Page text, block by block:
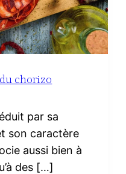
chorizo
par sa
son caractère
aussi bien à
des […]